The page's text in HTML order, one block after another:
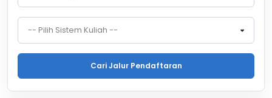
-- Pilih Sistem Kuliah --
Cari Jalur Pendaftaran